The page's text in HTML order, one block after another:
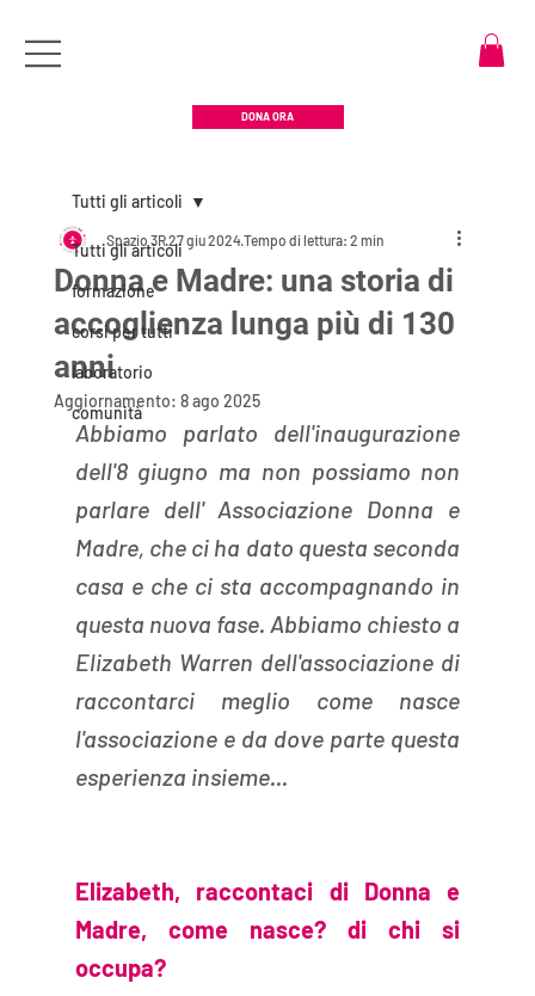
DONA ORA
Tutti gli articoli
formazione
corsi per tutti
laboratorio
comunità
Tutti gli articoli
Donna e Madre: una storia di
accoglienza lunga più di 130
anni
Spazio 3R27 giu 2024Tempo di lettura: 2 min
Aggiornamento: 8 ago 2025
Abbiamo parlato dell'inaugurazione
dell'8 giugno ma non possiamo non
parlare dell' Associazione Donna e
Madre, che ci ha dato questa seconda
casa e che ci sta accompagnando in
questa nuova fase. Abbiamo chiesto a
Elizabeth Warren dell'associazione di
raccontarci meglio come nasce
l'associazione e da dove parte questa
esperienza insieme...
Elizabeth, raccontaci di Donna e
Madre, come nasce? di chi si
occupa?